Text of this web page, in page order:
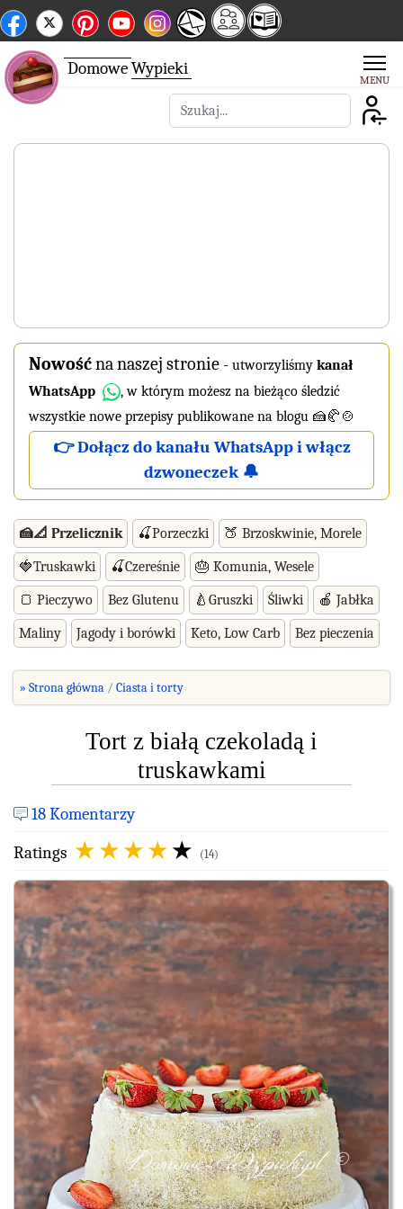
DomoweWypieki
Szukaj
Nowośćna naszej stronie - utworzyliśmy kanał
WhatsApp
, w którym możesz na bieżąco śledzić
wszystkie nowe przepisy publikowane na blogu 🍰🥐🍲
👉 Dołącz do kanału WhatsApp i włącz
dzwoneczek 🔔
🍰📐 Przelicznik 🍒Porzeczki 🍑 Brzoskwinie, Morele
🍓Truskawki 🍒Czereśnie 🎂 Komunia, Wesele
🍞 Pieczywo Bez Glutenu 🍐Gruszki Śliwki 🍎 Jabłka
Maliny Jagody i borówki Keto, Low Carb Bez pieczenia
» Strona główna Ciasta i torty
Tort z białą czekoladą i
truskawkami
18 Komentarzy
Ratings
(14)